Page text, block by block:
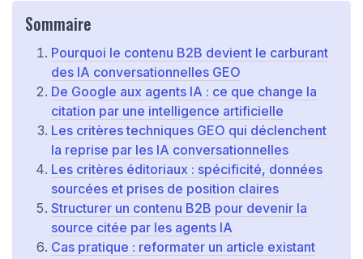
Sommaire
Pourquoi le contenu B2B devient le carburant
des IA conversationnelles GEO
De Google aux agents IA : ce que change la
citation par une intelligence artificielle
Les critères techniques GEO qui déclenchent
la reprise par les IA conversationnelles
Les critères éditoriaux : spécificité, données
sourcées et prises de position claires
Structurer un contenu B2B pour devenir la
source citée par les agents IA
Cas pratique : reformater un article existant